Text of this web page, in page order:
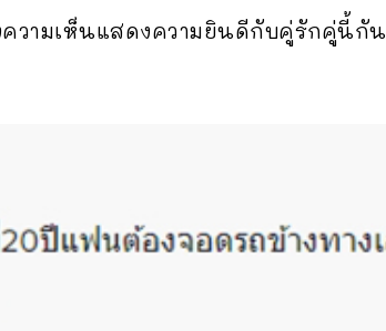
วามเห็นแสดงความยินดีกับคู่รักคู่นี้กัน